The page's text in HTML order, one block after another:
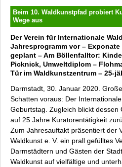
Kinderbauwagen
Waldkunstdorf
Internationaler Waldkunstpfad
Kataloge und Filme
Sponsoren
Führungen
Presse
Pressebilder
Pressemitteilungen
Presse Newsletter
Anfahrt
Beim 10. Waldkunstpfad probiert
Wege aus
Der Verein für Internationale
Jahresprogramm vor –
geplant – Am Böllenfalltor:
Picknick, Umweltdiplom –
Tür im Waldkunstzentrum – 25-
Darmstadt, 30. Januar 2020.
Schatten voraus: Der
Geburtstag. Zugleich blickt dessen
auf 25 Jahre Kuratorentätigkeit
Zum Jahresauftakt präsentiert der
Waldkunst e. V. ein prall gefülltes
Darmstädtern und Gästen der
Waldkunst auf vielfältige und